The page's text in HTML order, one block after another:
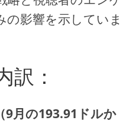
の影響を示していま
訳：
9月の193.91ドルか